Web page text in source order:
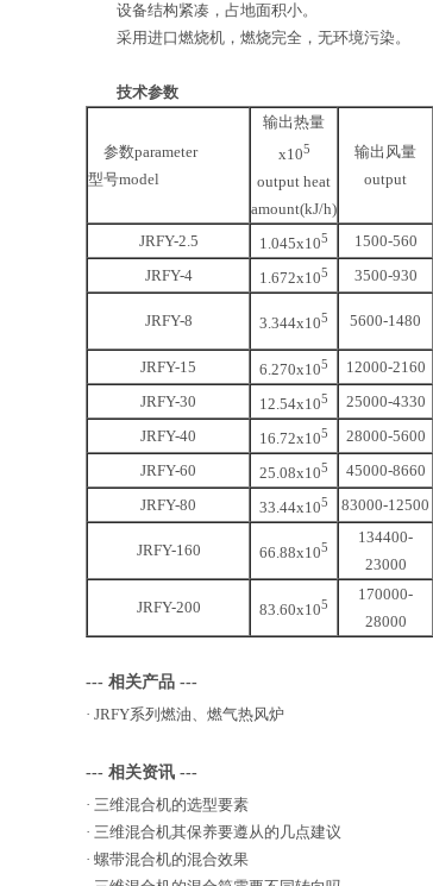
设备结构紧凑，占地面积小。
采用进口燃烧机，燃烧完全，无环境污染。
技术参数
参数parameter
型号model
输出热量
x105
output heat
amount(kJ/h)
输出风量
output
JRFY-2.5 1.045x105 1500-560
JRFY-4
1.672x105 3500-930
JRFY-8 3.344x105 5600-1480
JRFY-15 6.270x105 12000-2160
JRFY-30
12.54x105 25000-4330
JRFY-40
16.72x105 28000-5600
JRFY-60
25.08x105 45000-8660
JRFY-80
33.44x105 83000-12500
JRFY-160 66.88x105
134400-
23000
JRFY-200 83.60x105
170000-
28000
--- 相关产品 ---
· JRFY系列燃油、燃气热风炉
--- 相关资讯 ---
· 三维混合机的选型要素
· 三维混合机其保养要遵从的几点建议
· 螺带混合机的混合效果